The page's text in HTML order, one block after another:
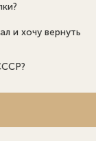
и хочу вернуть